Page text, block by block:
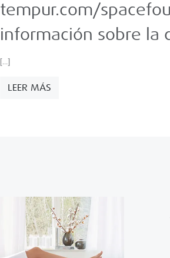
calidad de vida de la
tempur.com/
información sobre la
[…]